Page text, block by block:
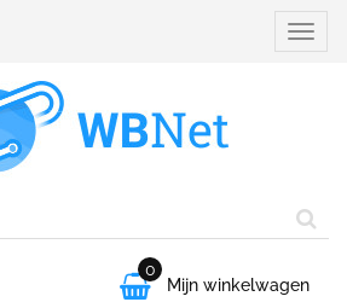

0
Mijn winkelwagen